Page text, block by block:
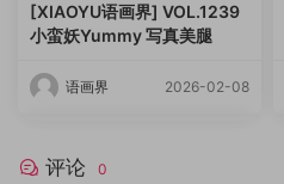
[XIAOYU语画界] VOL.1239
小蛮妖Yummy 写真美腿
语画界 2026-02-08
评论 0